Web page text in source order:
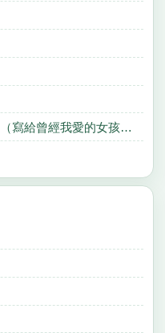
永久的回憶-軟弱的回憶（星夢）（寫給曾經我愛的女孩……）